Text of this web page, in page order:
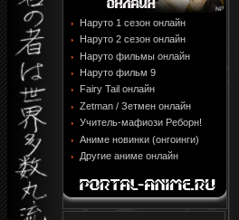
Наруто 1 сезон онлайн
Наруто 2 сезон онлайн
Наруто фильмы онлайн
Наруто фильм 9
Fairy Tail онлайн
Zetman / Зетмен онлайн
Учитель-мафиози Реборн!
Аниме новинки (онгоинги)
Другие аниме онлайн